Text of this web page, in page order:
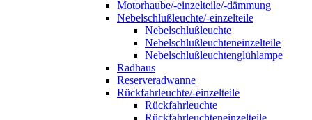
Motorhaube/-einzelteile/-dämmung
Nebelschlußleuchte/-einzelteile
Nebelschlußleuchte
Nebelschlußleuchteneinzelteile
Nebelschlußleuchtenglühlampe
Radhaus
Reserveradwanne
Rückfahrleuchte/-einzelteile
Rückfahrleuchte
Rückfahrleuchteneinzelteile